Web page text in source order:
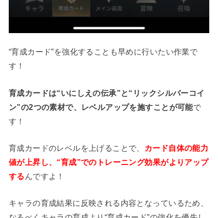
“育成カード”を強化することも早めに行いたい作業で
す！
育成カードは“いにしえの伝承”と“リックシルバーコイ
ン”の2つの素材で、レベルアップを施すことが可能で
す！
育成カードのレベルを上げることで、
カード自体の能力
値が上昇し、“育成”でのトレーニング効果がよりアップ
する んですよ！
キャラの育成結果に反映される内容となっているため、